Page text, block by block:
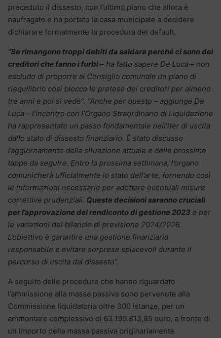
preceduto il dissesto, con l’ultimo piano che allora è
naufragato e ha portato la casa municipale a decidere
dichiarare formalmente la procedura del default.
“Se rimangono troppi debiti da saldare perché ci sono dei
creditori che fanno i furbi – ha fatto sapere De Luca – non
escludo di proporre al Consiglio comunale un piano di
riequilibrio così blocco le pretese dei creditori per almeno
tre anni e poi si vede”. “Anche per questo – aggiunge De
Luca – l’incontro con l’Organo Straordinario di Liquidazione
ha rappresentato un passo fondamentale nell’iter di uscita
dallo stato di dissesto finanziario. È stato discusso
l’aggiornamento della situazione attuale e delle prossime
tappe da seguire. Entro la prossima settimana, l’organo
comunicherà ufficialmente lo stato dell’arte, fornendo così
le informazioni necessarie per adottare eventuali misure
correttive prudenziali. Queste decisioni saranno cruciali
per l’approvazione del rendiconto di gestione 2023 e per
le variazioni del bilancio di previsione 2024/2026.
L’obiettivo è garantire una gestione finanziaria
responsabile e evitare sorprese spiacevoli durante il
percorso di uscita dal dissesto”.
A seguito delle procedure che hanno riguardato
l’ammissione alla massa passiva sono pervenute alla
Commissione liquidatoria oltre 300 istanze, per un
ammontare complessivo di 63.199.813,85 euro, a fronte di
un importo della massa passiva originariamente